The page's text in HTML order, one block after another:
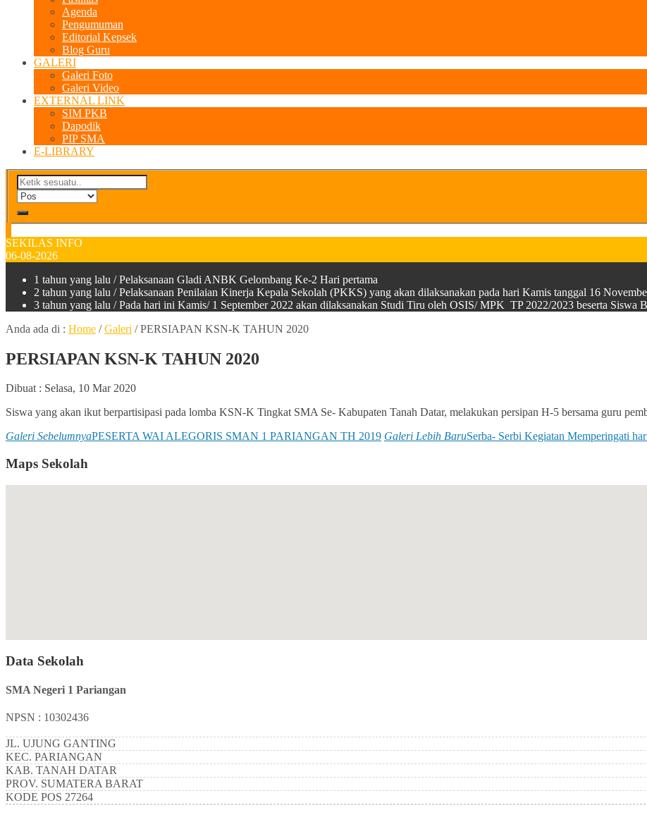
Agenda
Pengumuman
Editorial Kepsek
Blog Guru
GALERI
Galeri Foto
Galeri Video
EXTERNAL LINK
SIM PKB
Dapodik
PIP SMA
E-LIBRARY
SEKILAS INFO
06-08-2026
1 tahun yang lalu / Pelaksanaan Gladi ANBK Gelombang Ke-2 Hari pertama
2 tahun yang lalu / Pelaksanaan Penilaian Kinerja Kepala Sekolah (PKKS) yang akan dilaksanakan pada hari Kamis tanggal 16
3 tahun yang lalu / Pada hari ini Kamis/ 1 September 2022 akan dilaksanakan Studi Tiru oleh OSIS/ MPK TP 2022/2023 beserta
Anda ada di : Home /Galeri /PERSIAPAN KSN-K TAHUN 2020
PERSIAPAN KSN-K TAHUN 2020
Dibuat : Selasa, 10 Mar 2020
Siswa yang akan ikut berpartisipasi pada lomba KSN-K Tingkat SMA Se- Kabupaten Tanah Datar, melakukan persipan H-5 bersama guru
Galeri SebelumnyaPESERTA WAI ALEGORIS SMAN 1 PARIANGAN TH 2019 Galeri Lebih BaruSerba- Serbi Kegiatan Memperingati
Maps Sekolah
Data Sekolah
SMA Negeri 1 Pariangan
NPSN : 10302436
JL. UJUNG GANTING
KEC. PARIANGAN
KAB. TANAH DATAR
PROV. SUMATERA BARAT
KODE POS 27264